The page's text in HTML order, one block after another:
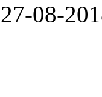
08-